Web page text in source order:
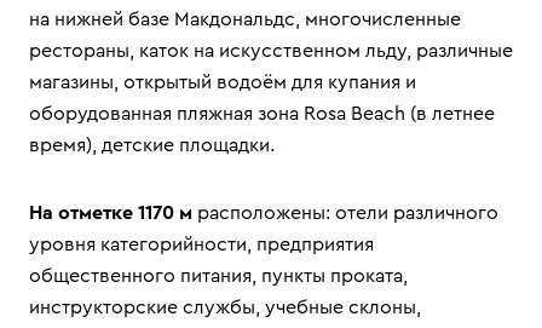
на нижней базе Макдональдс, многочисленные
рестораны, каток на искусственном льду, различные
магазины, открытый водоём для купания и
оборудованная пляжная зона Rosa Beach (в летнее
время), детские площадки.
На отметке 1170 м расположены: отели различного
уровня категорийности, предприятия
общественного питания, пункты проката,
инструкторские службы, учебные склоны,